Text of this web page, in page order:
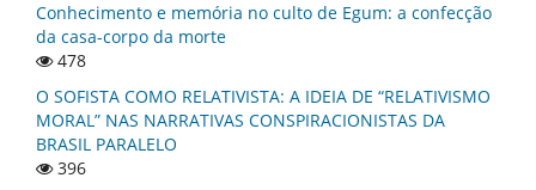
Conhecimento e memória no culto de Egum: a confecção
da casa-corpo da morte
478
O SOFISTA COMO RELATIVISTA: A IDEIA DE “RELATIVISMO
MORAL” NAS NARRATIVAS CONSPIRACIONISTAS DA
BRASIL PARALELO
396